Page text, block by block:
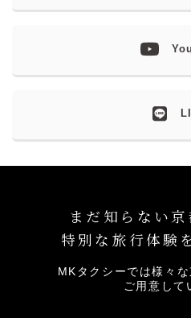
まだ知らない京
特別な旅行体験
MKタクシーでは様々
ご用意して